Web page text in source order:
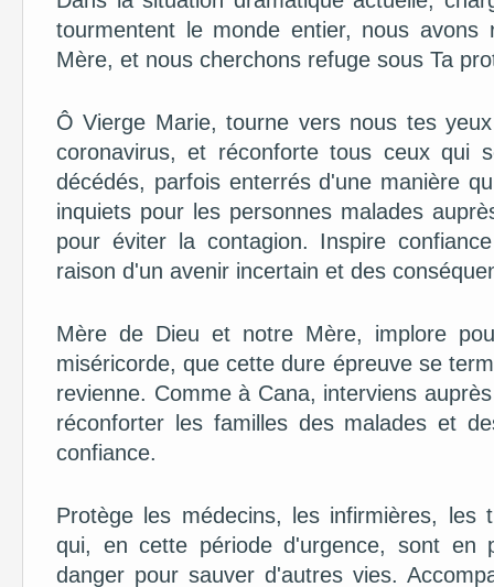
tourmentent le monde entier, nous
Mère, et nous cherchons refuge sous Ta
Ô Vierge Marie, tourne vers nous tes
coronavirus, et réconforte tous ceux qui
décédés, parfois enterrés d'une manière
inquiets pour les personnes malades
pour éviter la contagion. Inspire
raison d'un avenir incertain et des
Mère de Dieu et notre Mère, implore
miséricorde, que cette dure épreuve se
revienne. Comme à Cana, interviens
réconforter les familles des malades et
confiance.
Protège les médecins, les infirmières, les
qui, en cette période d'urgence, sont en
danger pour sauver d'autres vies.